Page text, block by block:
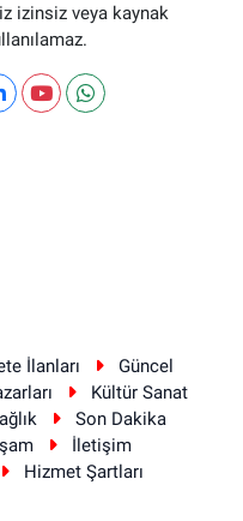
izinsiz veya kaynak
İlanları
Güncel
Kültür Sanat
Son Dakika
İletişim
Hizmet Şartları